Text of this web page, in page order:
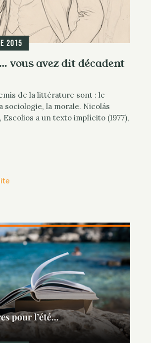
2015
vous avez dit décadent
de la littérature sont : le
sociologie, la morale. Nicolás
Escolios a un texto implícito (1977),